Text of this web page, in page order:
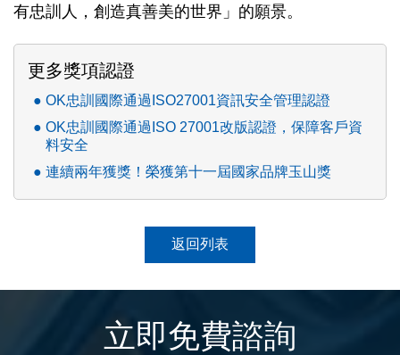
有忠訓人，創造真善美的世界」的願景。
更多獎項認證
OK忠訓國際通過ISO27001資訊安全管理認證
OK忠訓國際通過ISO 27001改版認證，保障客戶資
料安全
連續兩年獲獎！榮獲第十一屆國家品牌玉山獎
返回列表
立即免費諮詢